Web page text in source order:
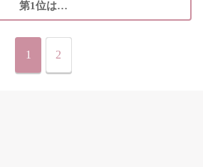
第1位は…
1 2